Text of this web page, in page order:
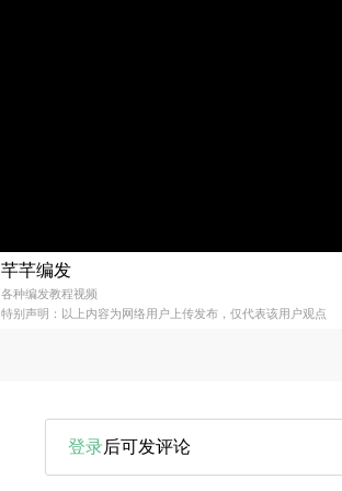
芊芊编发
各种编发教程视频
特别声明：以上内容为网络用户上传发布，仅代表该用户观点
登录后可发评论